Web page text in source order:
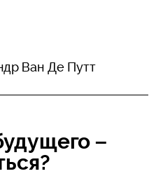
Ван Де Путт
–